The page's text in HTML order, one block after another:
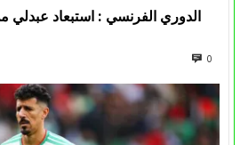
الدوري الفرنسي : استبعاد عبدلي
0